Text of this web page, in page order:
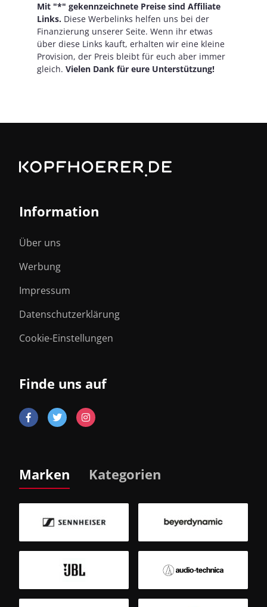
Mit "*" gekennzeichnete Preise sind Affiliate
Links. Diese Werbelinks helfen uns bei der
Finanzierung unserer Seite. Wenn ihr etwas
über diese Links kauft, erhalten wir eine kleine
Provision, der Preis bleibt für euch aber immer
gleich. Vielen Dank für eure Unterstützung!
Information
Über uns
Werbung
Impressum
Datenschutzerklärung
Cookie-Einstellungen
Finde uns auf
Marken Kategorien